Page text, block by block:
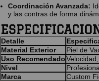
Coordinación Avanzada:
y las contras de forma
Detalle
Material Exterior
Piel de
Uso Recomendado
Nivel
Marca
Custom